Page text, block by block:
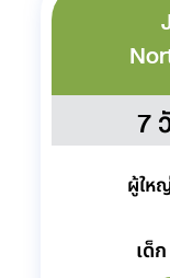
7
ผู้ให
เด็ก